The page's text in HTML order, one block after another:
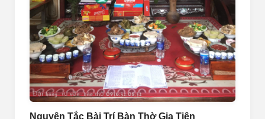
Nguyên Tắc Bài Trí Bàn Thờ Gia Tiên